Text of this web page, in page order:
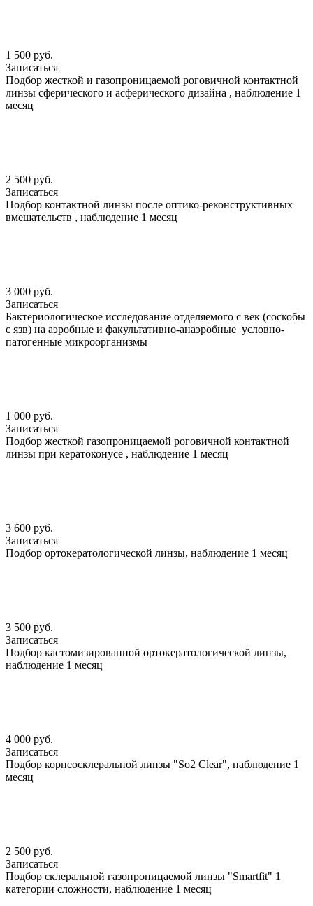
1 500 руб.
Записаться
Подбор жесткой и газопроницаемой роговичной контактной
линзы сферического и асферического дизайна , наблюдение 1
месяц
2 500 руб.
Записаться
Подбор контактной линзы после оптико-реконструктивных
вмешательств , наблюдение 1 месяц
3 000 руб.
Записаться
Бактериологическое исследование отделяемого с век (соскобы
с язв) на аэробные и факультативно-анаэробные условно-
патогенные микроорганизмы
1 000 руб.
Записаться
Подбор жесткой газопроницаемой роговичной контактной
линзы при кератоконусе , наблюдение 1 месяц
3 600 руб.
Записаться
Подбор ортокератологической линзы, наблюдение 1 месяц
3 500 руб.
Записаться
Подбор кастомизированной ортокератологической линзы,
наблюдение 1 месяц
4 000 руб.
Записаться
Подбор корнеосклеральной линзы "So2 Clear", наблюдение 1
месяц
2 500 руб.
Записаться
Подбор склеральной газопроницаемой линзы "Smartfit" 1
категории сложности, наблюдение 1 месяц